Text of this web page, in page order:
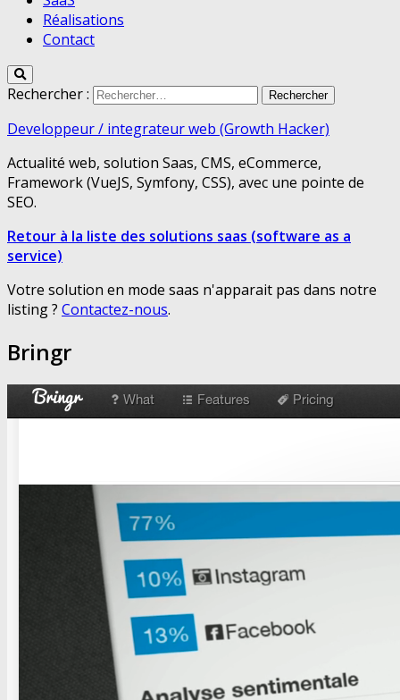
Réalisations
Contact
Rechercher :
Developpeur / integrateur web (Growth Hacker)
Actualité web, solution Saas, CMS, eCommerce,
Framework (VueJS, Symfony, CSS), avec une pointe de
SEO.
Retour à la liste des solutions saas (software as a
service)
Votre solution en mode saas n'apparait pas dans notre
listing ? Contactez-nous.
Bringr